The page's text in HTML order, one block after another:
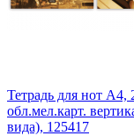
Тетрадь для нот
обл.мел.карт.
вида), 125417